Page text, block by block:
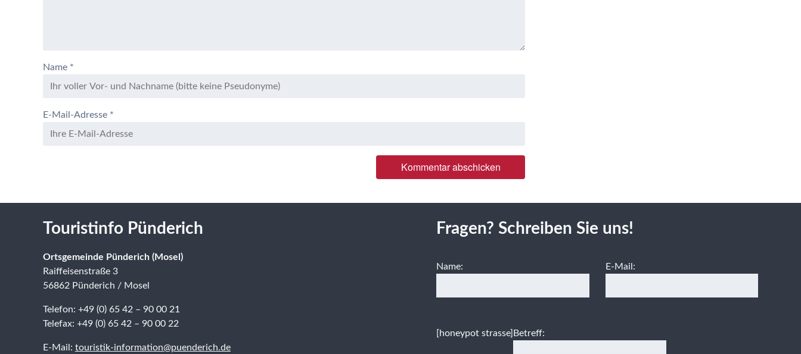
Name *
E-Mail-Adresse *
Touristinfo Pünderich
Ortsgemeinde Pünderich (Mosel)
Raiffeisenstraße 3
56862 Pünderich / Mosel
Telefon: +49 (0) 65 42 – 90 00 21
Telefax: +49 (0) 65 42 – 90 00 22
E-Mail: touristik-information@puenderich.de
Fragen? Schreiben Sie uns!
Name: E-Mail:
[honeypot strasse] Betreff: